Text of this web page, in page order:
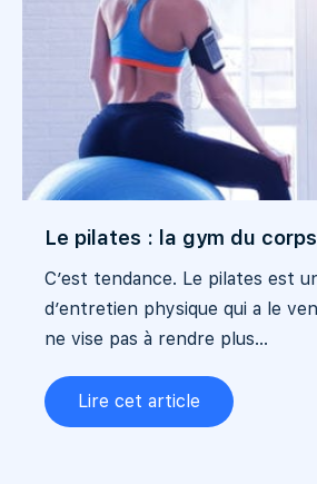
Le pilates : la gym du
C’est tendance. Le pilates est
d’entretien physique qui a le
ne vise pas à rendre plus...
Lire cet article